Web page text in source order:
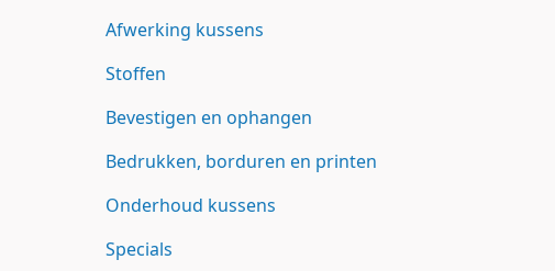
Afwerking kussens
Stoffen
Bevestigen en ophangen
Bedrukken, borduren en printen
Onderhoud kussens
Specials